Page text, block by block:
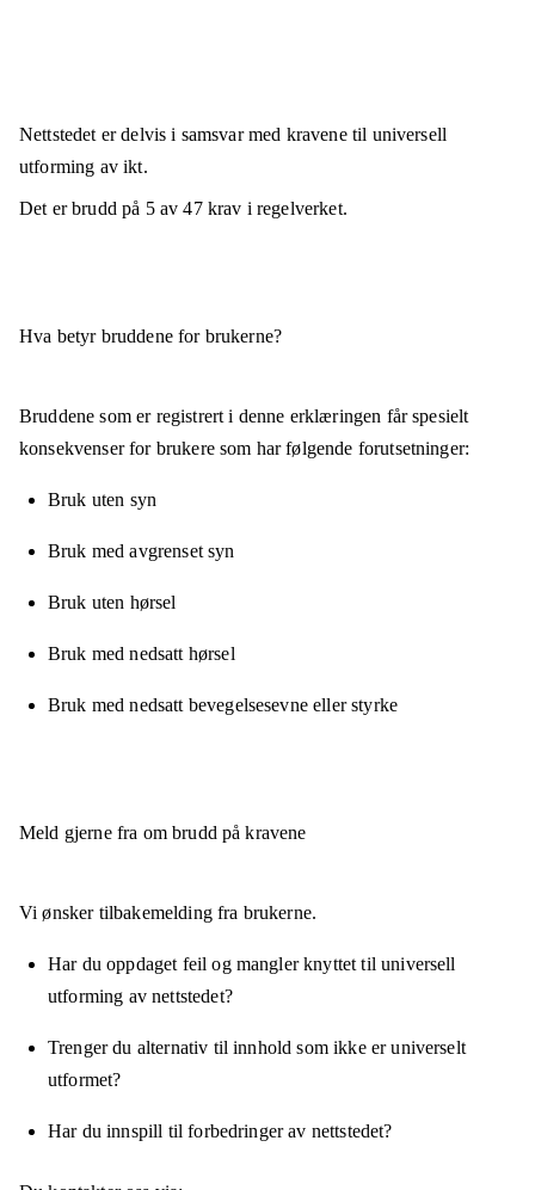
Nettstedet erdelvis i samsvarmed kravene til universell
utforming av ikt.
Det er brudd på 5av47krav i regelverket.
Hva betyr bruddene for brukerne?
Bruddene som er registrert i denne erklæringen får spesielt
konsekvenser for brukere som har følgende forutsetninger:
Bruk uten syn
Bruk med avgrenset syn
Bruk uten hørsel
Bruk med nedsatt hørsel
Bruk med nedsatt bevegelsesevne eller styrke
Meld gjerne fra om brudd på kravene
Vi ønsker tilbakemelding fra brukerne.
Har du oppdaget feil og mangler knyttet til universell
utforming av nettstedet?
Trenger du alternativ til innhold som ikke er universelt
utformet?
Har du innspill til forbedringer av nettstedet?